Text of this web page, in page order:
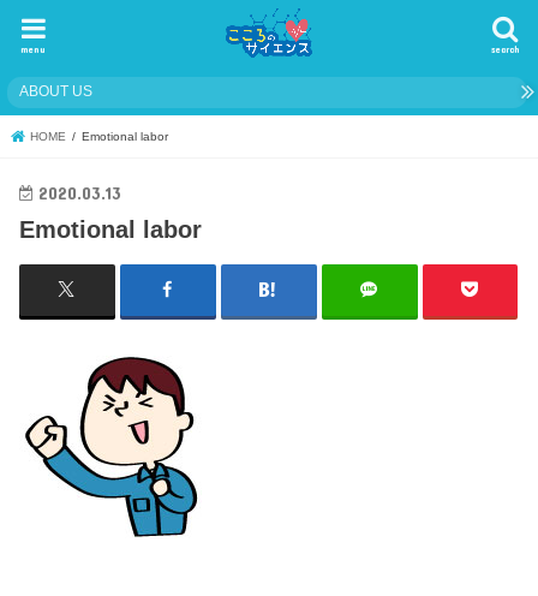
search
menu
ABOUT US
HOME Emotional labor
2020.03.13
Emotional labor